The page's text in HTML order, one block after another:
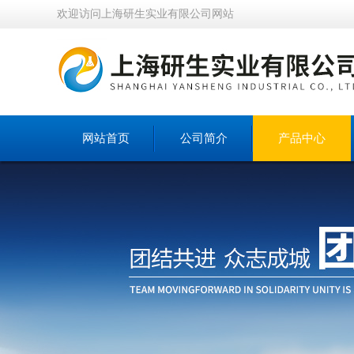
欢迎访问上海研生实业有限公司网站
网站首页 公司简介 产品中心